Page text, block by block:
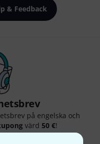
& Feedback
på engelska och
värd 50 €!